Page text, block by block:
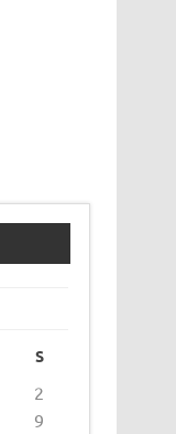
S
2
9